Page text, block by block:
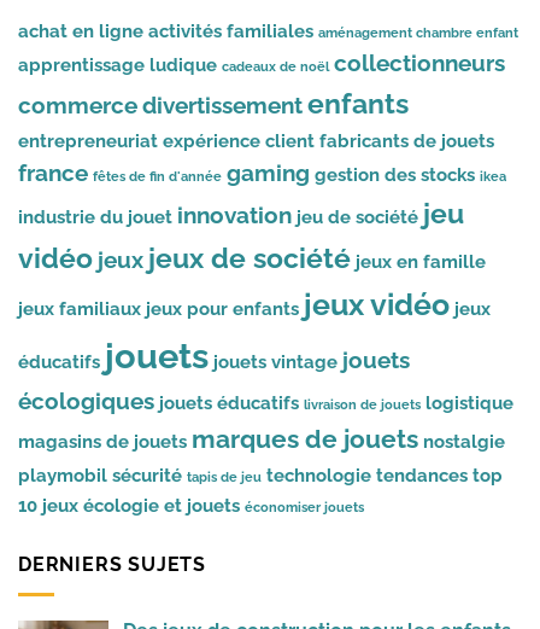
achat en ligne activités familiales aménagement chambre enfant
apprentissage ludique cadeaux de noël collectionneurs
commercedivertissementenfants
entrepreneuriat expérience client fabricants de jouets
france fêtes de fin d'année gaming gestion des stocks ikea
industrie du jouet innovation jeu de société jeu
vidéo jeux jeux de société jeux en famille
jeux familiaux jeux pour enfants jeux vidéo jeux
éducatifs jouets jouets vintage jouets
écologiques jouets éducatifs livraison de jouets logistique
magasins de jouets marques de jouets nostalgie
playmobil sécurité tapis de jeu technologie tendances top
10 jeux écologie et jouets économiser jouets
DERNIERS SUJETS